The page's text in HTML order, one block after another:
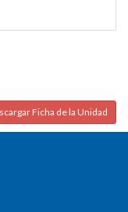
Ficha de la Unidad